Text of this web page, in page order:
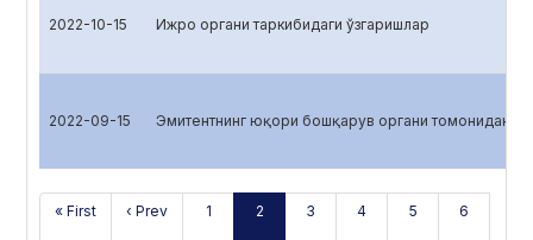
2022-10-15 Ижро органи таркибидаги ўзгаришлар
2022-09-15 Эмитентнинг юқори бошқарув органи томонидан
« First ‹ Prev 1 2 3 4 5 6